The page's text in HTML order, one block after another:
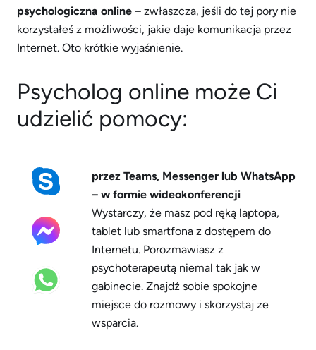
psychologiczna online – zwłaszcza, jeśli do tej pory nie
korzystałeś z możliwości, jakie daje komunikacja przez
Internet. Oto krótkie wyjaśnienie.
Psycholog online może Ci
udzielić pomocy:
przez Teams, Messenger lub WhatsApp
– w formie wideokonferencji
Wystarczy, że masz pod ręką laptopa,
tablet lub smartfona z dostępem do
Internetu. Porozmawiasz z
psychoterapeutą niemal tak jak w
gabinecie. Znajdź sobie spokojne
miejsce do rozmowy i skorzystaj ze
wsparcia.